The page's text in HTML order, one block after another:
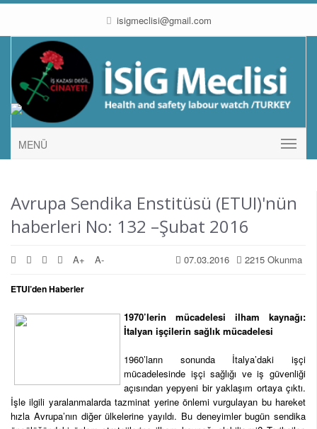
isigmeclisi@gmail.com
MENÜ
Avrupa Sendika Enstitüsü (ETUI)'nün
haberleri No: 132 –Şubat 2016
2215 Okunma
07.03.2016
A+ A-
ETUI’den Haberler
1970’lerin mücadelesi ilham kaynağı:
İtalyan işçilerin sağlık mücadelesi
1960’ların sonunda İtalya’daki işçi
mücadelesinde işçi sağlığı ve iş güvenliği
açısından yepyeni bir yaklaşım ortaya çıktı.
İşle ilgili yaralanmalarda tazminat yerine önlemi vurgulayan bu hareket
hızla Avrupa’nın diğer ülkelerine yayıldı. Bu deneyimler bugün sendika